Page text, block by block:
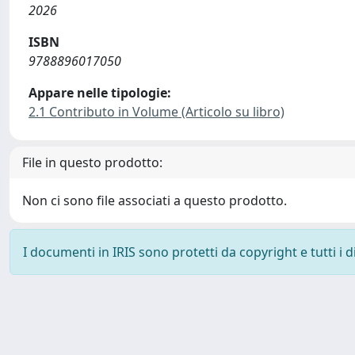
2026
ISBN
9788896017050
Appare nelle tipologie:
2.1 Contributo in Volume (Articolo su libro)
File in questo prodotto:
Non ci sono file associati a questo prodotto.
I documenti in IRIS sono protetti da copyright e tutti i